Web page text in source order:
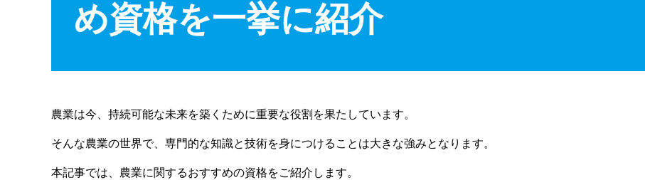
め資格を一挙に紹介
農業は今、持続可能な未来を築くために重要な役割を果たしています。
そんな農業の世界で、専門的な知識と技術を身につけることは大きな強みとなります。
本記事では、農業に関するおすすめの資格をご紹介します。